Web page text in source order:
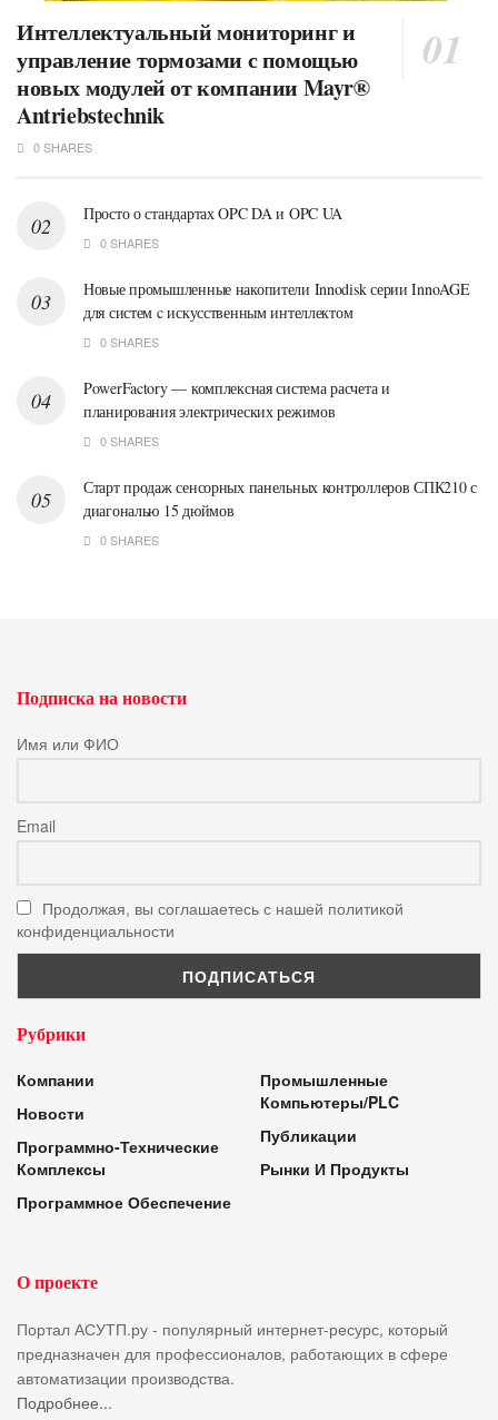
Интеллектуальный мониторинг и
управление тормозами с помощью
новых модулей от компании Mayr®
Antriebstechnik
0 SHARES
Просто о стандартах OPC DA и OPC UA
0 SHARES
Новые промышленные накопители Innodisk серии InnoAGE
для систем c искусственным интеллектом
0 SHARES
PowerFactory — комплексная система расчета и
планирования электрических режимов
0 SHARES
Старт продаж сенсорных панельных контроллеров СПК210 с
диагональю 15 дюймов
0 SHARES
Подписка на новости
Имя или ФИО
Email
Продолжая, вы соглашаетесь с нашей политикой
конфиденциальности
Рубрики
Компании
Новости
Программно-Технические
Комплексы
Программное Обеспечение
Промышленные
Компьютеры/PLC
Публикации
Рынки И Продукты
О проекте
Портал АСУТП.ру - популярный интернет-ресурс, который
предназначен для профессионалов, работающих в сфере
автоматизации производства.
Подробнее...